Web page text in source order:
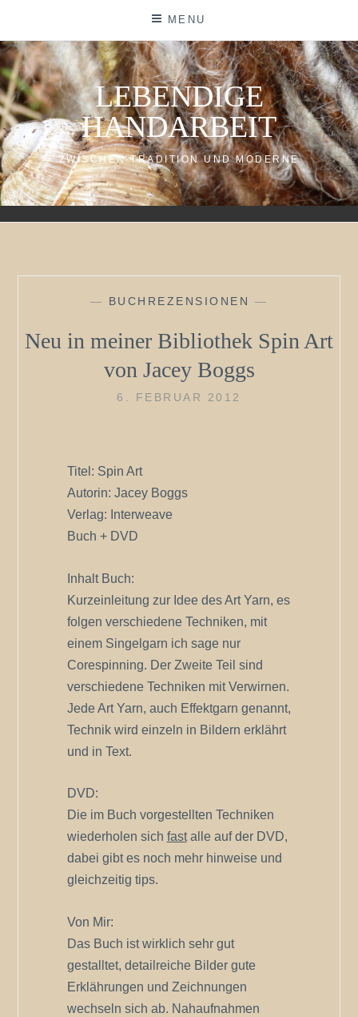
content
MENU
LEBENDIGE
HANDARBEIT
ZWISCHEN TRADITION UND MODERNE
— BUCHREZENSIONEN —
Neu in meiner Bibliothek Spin Art
von Jacey Boggs
6. FEBRUAR 2012
Titel: Spin Art
Autorin: Jacey Boggs
Verlag: Interweave
Buch + DVD
Inhalt Buch:
Kurzeinleitung zur Idee des Art Yarn, es
folgen verschiedene Techniken, mit
einem Singelgarn ich sage nur
Corespinning. Der Zweite Teil sind
verschiedene Techniken mit Verwirnen.
Jede Art Yarn, auch Effektgarn genannt,
Technik wird einzeln in Bildern erklährt
und in Text.
DVD:
Die im Buch vorgestellten Techniken
wiederholen sich fastalle auf der DVD,
dabei gibt es noch mehr hinweise und
gleichzeitig tips.
Von Mir:
Das Buch ist wirklich sehr gut
gestalltet, detailreiche Bilder gute
Erklährungen und Zeichnungen
wechseln sich ab. Nahaufnahmen